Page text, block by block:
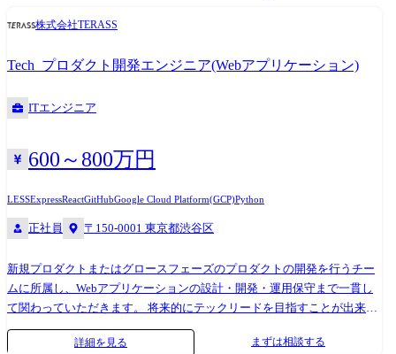
株式会社TERASS
Tech_プロダクト開発エンジニア(Webアプリケーション)
ITエンジニア
600～800万円
LESSExpressReactGitHubGoogle Cloud Platform(GCP)Python
正社員 〒150-0001 東京都渋谷区
新規プロダクトまたはグロースフェーズのプロダクトの開発を行うチー
ムに所属し、Webアプリケーションの設計・開発・運用保守まで一貫し
て関わっていただきます。 将来的にテックリードを目指すことが出来る
ポジションです。 ・技術選定をはじめとするアーキテクチャ設計 ・機能
要件に基づいたWebアプリケーションの設計、実装、テスト、デプロイ
詳細を見る まずは相談する